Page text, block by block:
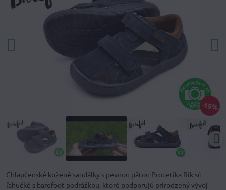
15%
Chlapčenské kožené sandálky s pevnou pätou Protetika Rik sú
ľahučké s barefoot podrážkou, ktoré podporujú prirodzený vývoj